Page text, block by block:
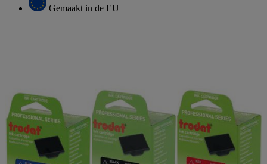
Gemaakt in de EU